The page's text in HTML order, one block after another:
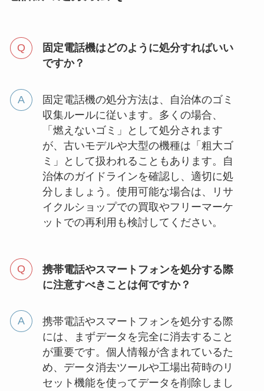
固定電話機はどのように処分すればいい
ですか？
固定電話機の処分方法は、自治体のゴミ
収集ルールに従います。多くの場合、
「燃えないゴミ」として処分されます
が、古いモデルや大型の機種は「粗大ゴ
ミ」として扱われることもあります。自
治体のガイドラインを確認し、適切に処
分しましょう。使用可能な場合は、リサ
イクルショップでの買取やフリーマーケ
ットでの再利用も検討してください。
携帯電話やスマートフォンを処分する際
に注意すべきことは何ですか？
携帯電話やスマートフォンを処分する際
には、まずデータを完全に消去すること
が重要です。個人情報が含まれているた
め、データ消去ツールや工場出荷時のリ
セット機能を使ってデータを削除しまし